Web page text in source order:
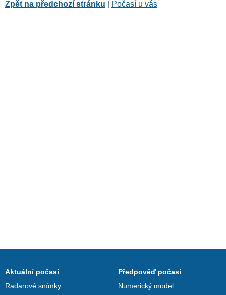
Zpět na předchozí stránku Počasí u vás
Aktuální počasí
Radarové snímky
Předpověď počasí
Numerický model